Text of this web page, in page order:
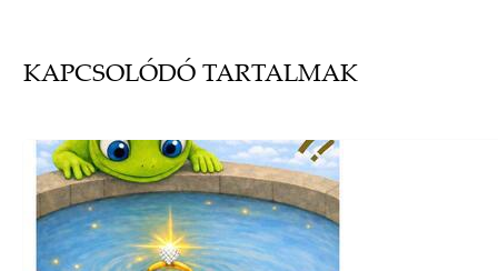
KAPCSOLÓDÓ TARTALMAK